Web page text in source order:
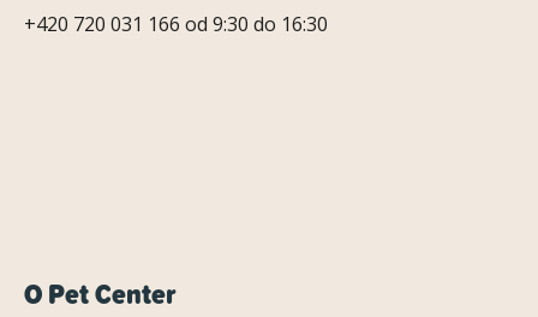
+420 720 031 166 od 9:30 do 16:30
O Pet Center